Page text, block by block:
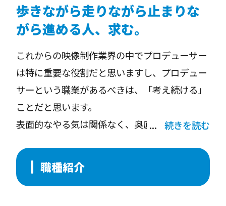
歩きながら走りながら止まりな
がら進める人、求む。
これからの映像制作業界の中でプロデューサー
は特に重要な役割だと思いますし、プロデュー
サーという職業があるべきは、「考え続ける」
ことだと思います。
表面的なやる気は関係なく、奥底で自分なりに
が、歩きながら走りながら止まりながら進める
人。もうすでにそんなプロデューサーが活躍し
続きを読む
職種紹介